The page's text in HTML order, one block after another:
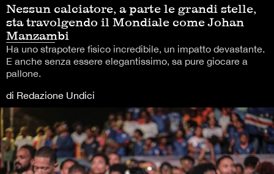
Nessun calciatore, a parte le grandi stelle,
sta travolgendo il Mondiale come Johan
Manzambi
Ha uno strapotere fisico incredibile, un impatto devastante.
E anche senza essere elegantissimo, sa pure giocare a
pallone.
di Redazione Undici